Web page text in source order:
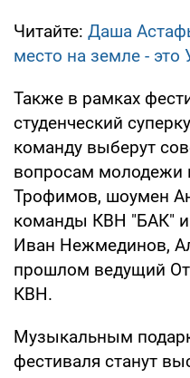
Читайте: Даша
место на земле - это
Также в рамках
студенческий
команду выберут
вопросам молодежи
Трофимов, шоумен
команды КВН "БАК"
Иван Нежмединов,
прошлом ведущий
КВН.
Музыкальным
фестиваля станут